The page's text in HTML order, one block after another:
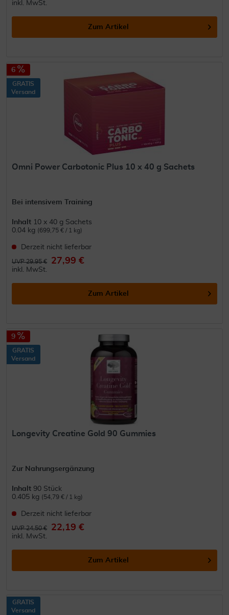
inkl. MwSt.
Zum Artikel
6
GRATIS
Versand
Omni Power Carbotonic Plus 10 x 40 g Sachets
Bei intensivem Training
Inhalt 10 x 40 g Sachets
0.04 kg (699,75 € / 1 kg)
Derzeit nicht lieferbar
UVP 29,95 € 27,99 €
inkl. MwSt.
Zum Artikel
9
GRATIS
Versand
Longevity Creatine Gold 90 Gummies
Zur Nahrungsergänzung
Inhalt 90 Stück
0.405 kg (54,79 € / 1 kg)
Derzeit nicht lieferbar
UVP 24,50 € 22,19 €
inkl. MwSt.
Zum Artikel
GRATIS
Versand